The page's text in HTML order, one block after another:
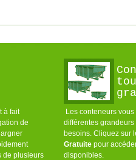
à fait
de
de plusieurs
Les conteneurs
différentes grandeurs
besoins. Cliquez sur
Gratuite pour
disponibles.